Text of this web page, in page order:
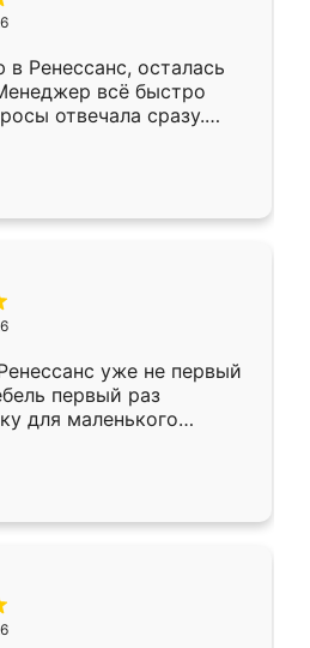
в Ренессанс, осталась
всё быстро
отвечала сразу.
в субботу, подошёл к
Собрали
аккуратно, даже
уже не первый
первый раз
для маленького
,во второй раз
По качеству очень
быстрая,
более разнообразный.
что-то потребуется из
только здесь.